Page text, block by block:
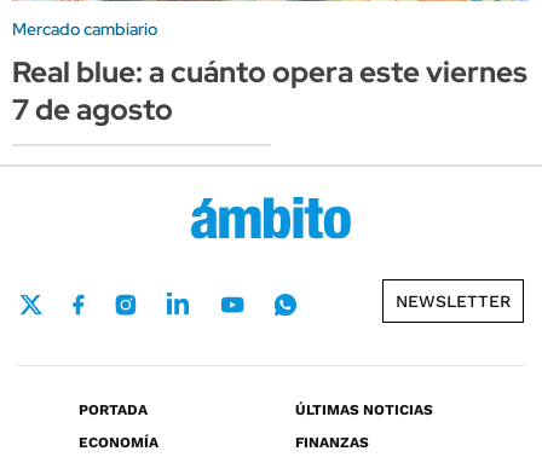
Mercado cambiario
Real blue: a cuánto opera este viernes
7 de agosto
NEWSLETTER
PORTADA
ÚLTIMAS NOTICIAS
ECONOMÍA
FINANZAS